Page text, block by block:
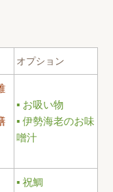
オプション
お吸い物
伊勢海老のお味
噌汁
祝鯛